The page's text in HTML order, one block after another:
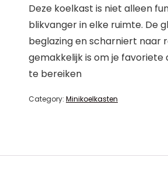
Deze koelkast is niet alleen
blikvanger in elke ruimte. De
beglazing en scharniert naar
gemakkelijk is om je favoriete
te bereiken
Category: Minikoelkasten